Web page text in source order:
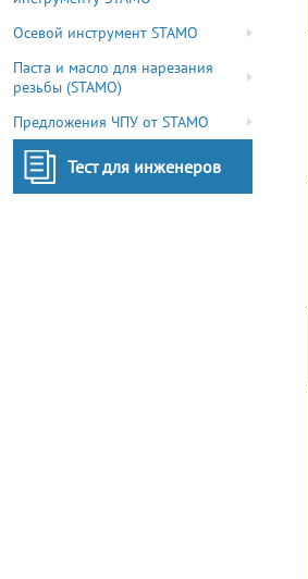
Осевой инструмент STAMO
Паста и масло для нарезания
резьбы (STAMO)
Предложения ЧПУ от STAMO
Тест для инженеров